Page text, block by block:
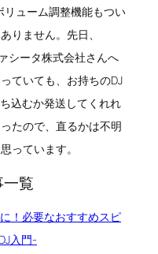
リューム調整機能もつい
りません。先日、
シータ株式会社さんへ
ていても、お持ちのDJ
込むか発送してくれれ
たので、直るかは不明
っています。
覧
！必要なおすすめスピ
入門-